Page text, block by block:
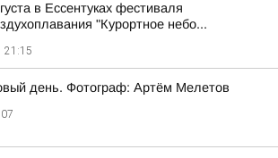
в Ессентуках фестиваля
"Курортное небо...
21:15
день. Фотограф: Артём Мелетов